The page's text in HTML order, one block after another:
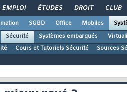
EMPLOI ÉTUDES DROIT CLUB
SGBD Office Mobiles
Sécurité Systèmes embarqués
Cours et Tutoriels Sécurité Sources